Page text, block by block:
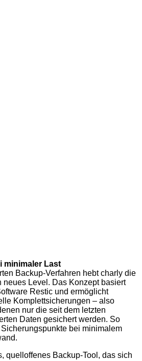
minimaler Last
Backup-Verfahren hebt charly die
neues Level. Das Konzept basiert
Restic und ermöglicht
Komplettsicherungen – also
nur die seit dem letzten
Daten gesichert werden. So
bei minimalem
quelloffenes Backup-Tool, das sich